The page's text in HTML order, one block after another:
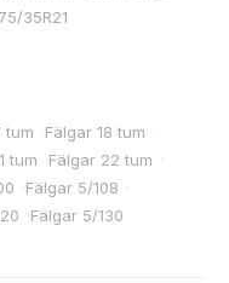
35R21
tum ·Fälgar 18 tum ·
tum ·Fälgar 22 tum ·
·Fälgar 5/108 ·
·Fälgar 5/130